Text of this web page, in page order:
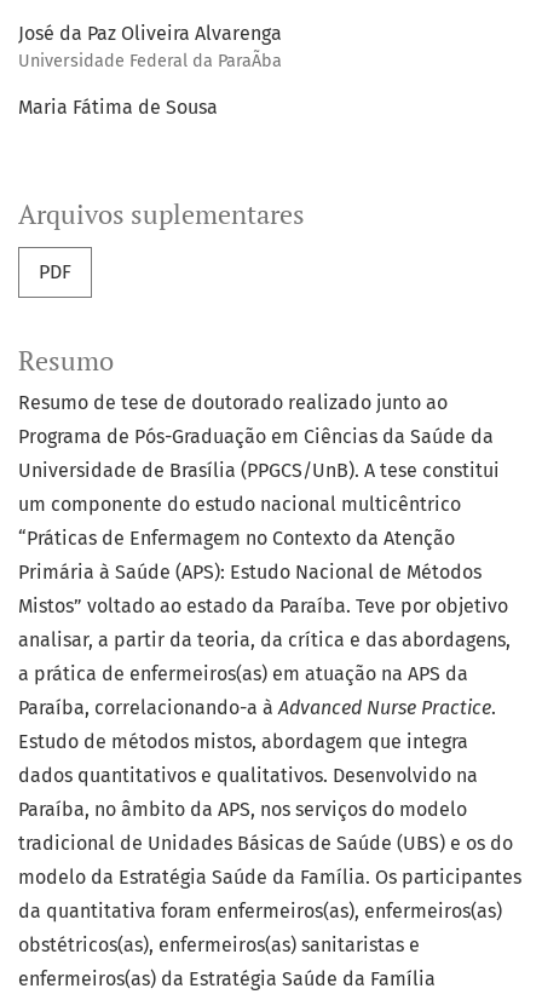
José da Paz Oliveira Alvarenga
Universidade Federal da ParaÃ­ba
Maria Fátima de Sousa
Arquivos suplementares
PDF
Resumo
Resumo de tese de doutorado realizado junto ao
Programa de Pós-Graduação em Ciências da Saúde da
Universidade de Brasília (PPGCS/UnB). A tese constitui
um componente do estudo nacional multicêntrico
“Práticas de Enfermagem no Contexto da Atenção
Primária à Saúde (APS): Estudo Nacional de Métodos
Mistos” voltado ao estado da Paraíba. Teve por objetivo
analisar, a partir da teoria, da crítica e das abordagens,
a prática de enfermeiros(as) em atuação na APS da
Paraíba, correlacionando-a àAdvanced Nurse Practice.
Estudo de métodos mistos, abordagem que integra
dados quantitativos e qualitativos. Desenvolvido na
Paraíba, no âmbito da APS, nos serviços do modelo
tradicional de Unidades Básicas de Saúde (UBS) e os do
modelo da Estratégia Saúde da Família. Os participantes
da quantitativa foram enfermeiros(as), enfermeiros(as)
obstétricos(as), enfermeiros(as) sanitaristas e
enfermeiros(as) da Estratégia Saúde da Família